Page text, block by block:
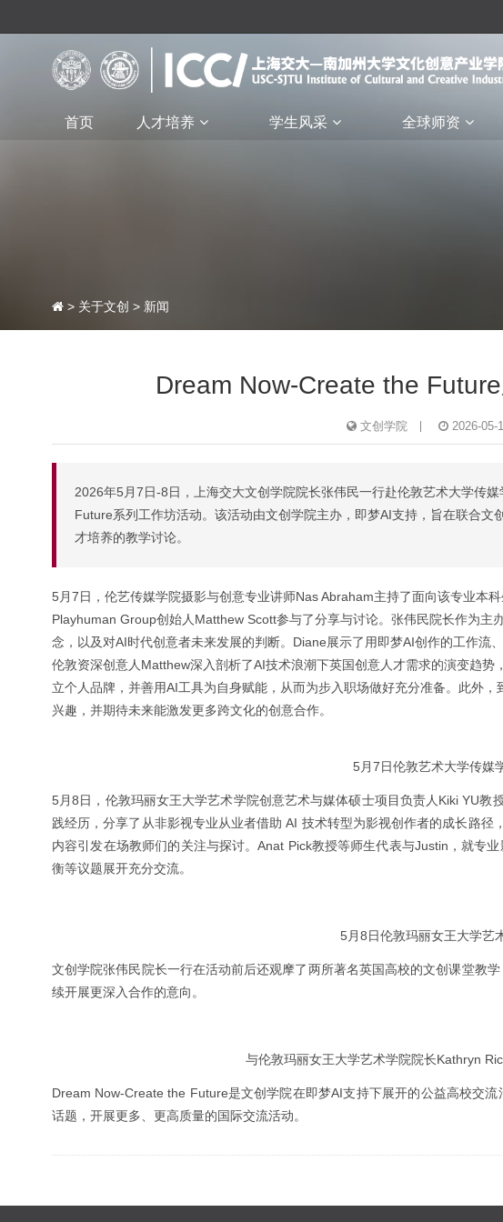
首页 人才培养 学生风采 全球师资
> 关于文创 > 新闻
Dream Now-Create the
文创学院 2026-05-
2026年5月7日-8日，上海交大文创学院院长张伟民一行赴伦敦艺术大学传
Future系列工作坊活动。该活动由文创学院主办，即梦AI支持，旨在联合
才培养的教学讨论。
5月7日，伦艺传媒学院摄影与创意专业讲师Nas Abraham主持了面向该专业本
Playhuman Group创始人Matthew Scott参与了分享与讨论。张伟民院长作为主
念，以及对AI时代创意者未来发展的判断。Diane展示了用即梦AI创作的工作流
伦敦资深创意人Matthew深入剖析了AI技术浪潮下英国创意人才需求的演变趋
立个人品牌，并善用AI工具为自身赋能，从而为步入职场做好充分准备。此外
兴趣，并期待未来能激发更多跨文化的创意合作。
5月7日伦敦艺术大学传媒
5月8日，伦敦玛丽女王大学艺术学院创意艺术与媒体硕士项目负责人Kiki YU
践经历，分享了从非影视专业从业者借助 AI 技术转型为影视创作者的成长路
内容引发在场教师们的关注与探讨。Anat Pick教授等师生代表与Justin，就专
衡等议题展开充分交流。
5月8日伦敦玛丽女王大学艺
文创学院张伟民院长一行在活动前后还观摩了两所著名英国高校的文创课堂教
续开展更深入合作的意向。
与伦敦玛丽女王大学艺术学院院长Kathryn
Dream Now-Create the Future是文创学院在即梦AI支持下展开的公益高校交
话题，开展更多、更高质量的国际交流活动。